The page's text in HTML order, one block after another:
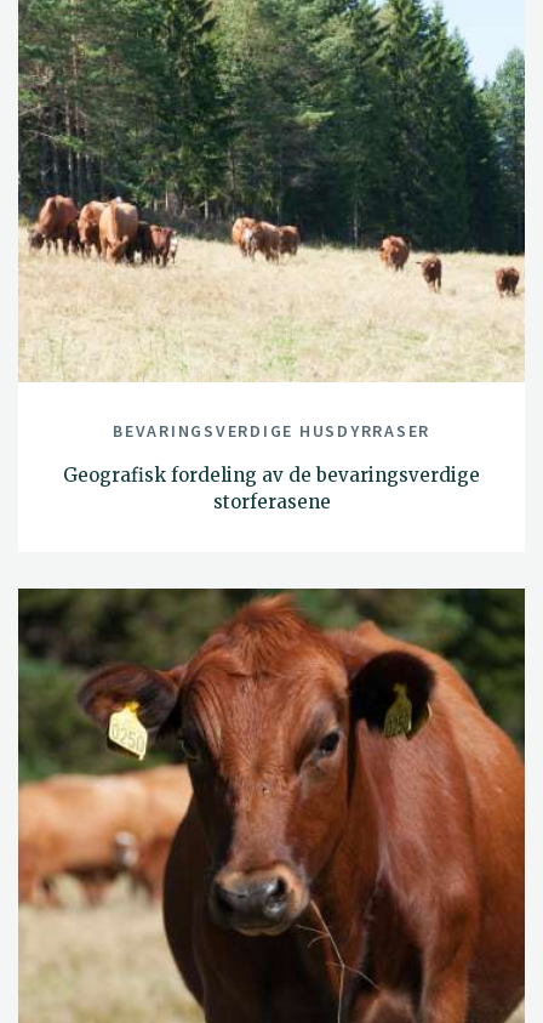
BEVARINGSVERDIGE HUSDYRRASER
Geografisk fordeling av de bevaringsverdige
storferasene